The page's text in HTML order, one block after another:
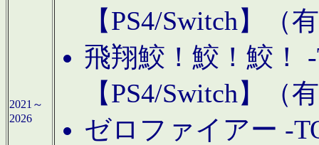
2021～
2026
【PS4/Switch】（
飛翔鮫！鮫！鮫！
【PS4/Switch】（
ゼロファイアー -